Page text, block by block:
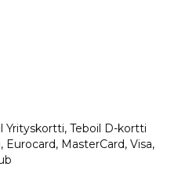
Yrityskortti, Teboil D-kortti
MasterCard, Visa,